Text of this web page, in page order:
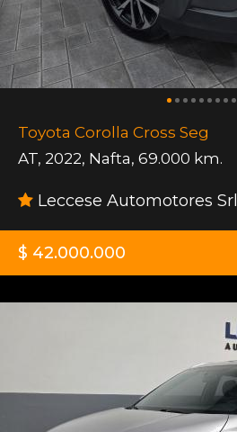
Toyota Corolla Cross Seg
AT, 2022, Nafta, 69.000 km.
Leccese Automotores Srl
$ 42.000.000